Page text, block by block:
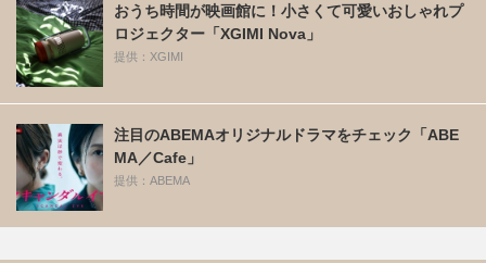
おうち時間が映画館に！小さくて可愛いおしゃれプ
ロジェクター「XGIMI Nova」
提供：XGIMI
注目のABEMAオリジナルドラマをチェック「ABE
MA／Cafe」
提供：ABEMA